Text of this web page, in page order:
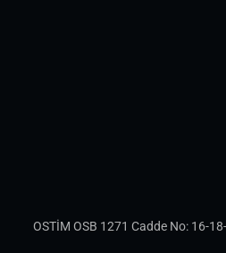
OSTİM OSB 1271 Cadde No: 16-